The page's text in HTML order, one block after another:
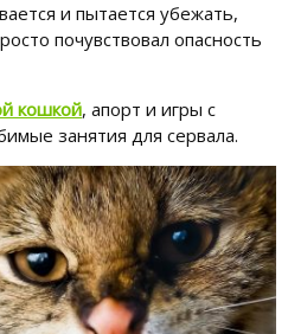
и пытается убежать,
почувствовал опасность
кошкой, апорт и игры с
занятия для сервала.